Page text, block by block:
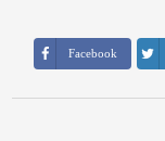
Facebook